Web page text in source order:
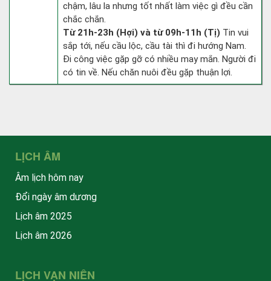
chậm, lâu la nhưng tốt nhất làm việc gì đều cần
chắc chắn.
Từ 21h-23h (Hợi) và từ 09h-11h (Tị) Tin vui
sắp tới, nếu cầu lộc, cầu tài thì đi hướng Nam.
Đi công việc gặp gỡ có nhiều may mắn. Người đi
có tin về. Nếu chăn nuôi đều gặp thuận lợi.
LỊCH ÂM
Âm lịch hôm nay
Đổi ngày âm dương
Lịch âm 2025
Lịch âm 2026
LỊCH VẠN NIÊN